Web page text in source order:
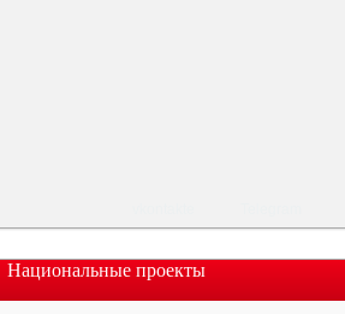
Национальные проекты